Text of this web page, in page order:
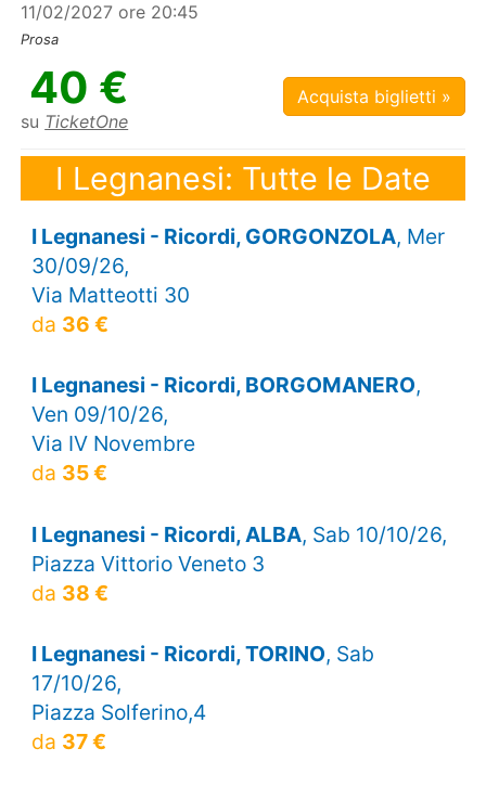
11/02/2027 ore 20:45
Prosa
40 €
su TicketOne
Acquista biglietti »
I Legnanesi: Tutte le Date
I Legnanesi - Ricordi, GORGONZOLA, Mer
30/09/26,
Via Matteotti 30
da 36 €
I Legnanesi - Ricordi, BORGOMANERO,
Ven 09/10/26,
Via IV Novembre
da 35 €
I Legnanesi - Ricordi, ALBA, Sab 10/10/26,
Piazza Vittorio Veneto 3
da 38 €
I Legnanesi - Ricordi, TORINO, Sab
17/10/26,
Piazza Solferino,4
da 37 €